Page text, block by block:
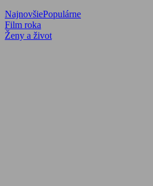
NajnovšiePopulárne
Navigácia
v
Previous
Post:
Film roka
Next
Ženy a život